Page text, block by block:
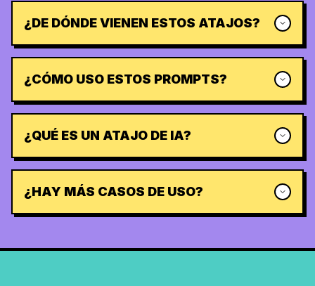
¿DE DÓNDE VIENEN ESTOS ATAJOS?
¿CÓMO USO ESTOS PROMPTS?
¿QUÉ ES UN ATAJO DE IA?
¿HAY MÁS CASOS DE USO?